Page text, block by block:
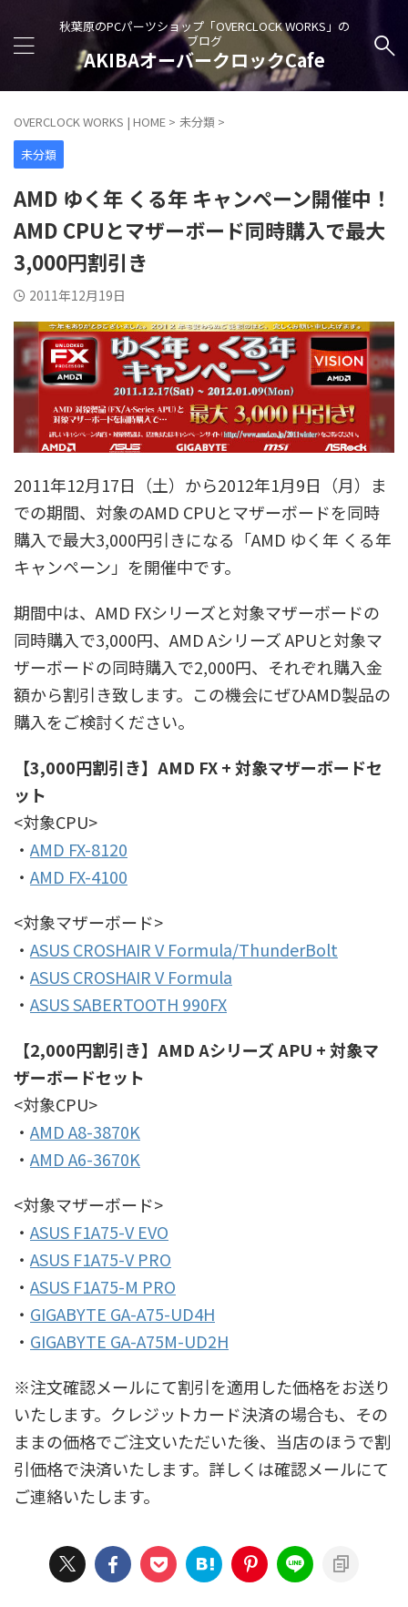
秋葉原のPCパーツショップ「OVERCLOCK WORKS」の
ブログ
AKIBAオーバークロックCafe
OVERCLOCK WORKS | HOME > 未分類 >
未分類
AMD ゆく年 くる年 キャンペーン開催中！
AMD CPUとマザーボード同時購入で最大
3,000円割引き
2011年12月19日
2011年12月17日（土）から2012年1月9日（月）ま
での期間、対象のAMD CPUとマザーボードを同時
購入で最大3,000円引きになる「AMD ゆく年 くる年
キャンペーン」を開催中です。
期間中は、AMD FXシリーズと対象マザーボードの
同時購入で3,000円、AMD Aシリーズ APUと対象マ
ザーボードの同時購入で2,000円、それぞれ購入金
額から割引き致します。この機会にぜひAMD製品の
購入をご検討ください。
【3,000円割引き】AMD FX + 対象マザーボードセ
ット
<対象CPU>
・ AMD FX-8120
・ AMD FX-4100
<対象マザーボード>
・ ASUS CROSHAIR V Formula/ThunderBolt
・ ASUS CROSHAIR V Formula
・ ASUS SABERTOOTH 990FX
【2,000円割引き】AMD Aシリーズ APU + 対象マ
ザーボードセット
<対象CPU>
・ AMD A8-3870K
・ AMD A6-3670K
<対象マザーボード>
・ ASUS F1A75-V EVO
・ ASUS F1A75-V PRO
・ ASUS F1A75-M PRO
・ GIGABYTE GA-A75-UD4H
・ GIGABYTE GA-A75M-UD2H
※注文確認メールにて割引を適用した価格をお送り
いたします。クレジットカード決済の場合も、その
ままの価格でご注文いただいた後、当店のほうで割
引価格で決済いたします。詳しくは確認メールにて
ご連絡いたします。